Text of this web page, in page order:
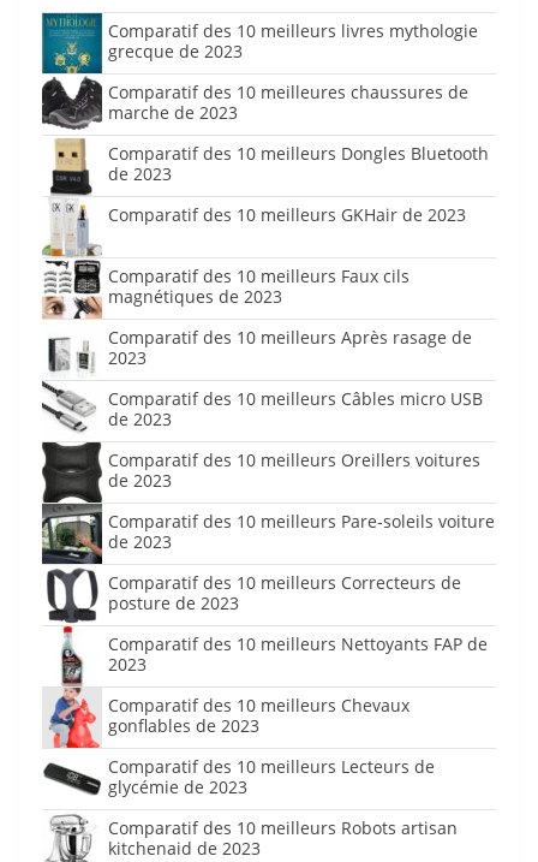
Comparatif des 10 meilleurs livres mythologie
grecque de 2023
Comparatif des 10 meilleures chaussures de
marche de 2023
Comparatif des 10 meilleurs Dongles Bluetooth
de 2023
Comparatif des 10 meilleurs GKHair de 2023
Comparatif des 10 meilleurs Faux cils
magnétiques de 2023
Comparatif des 10 meilleurs Après rasage de
2023
Comparatif des 10 meilleurs Câbles micro USB
de 2023
Comparatif des 10 meilleurs Oreillers voitures
de 2023
Comparatif des 10 meilleurs Pare-soleils voiture
de 2023
Comparatif des 10 meilleurs Correcteurs de
posture de 2023
Comparatif des 10 meilleurs Nettoyants FAP de
2023
Comparatif des 10 meilleurs Chevaux
gonflables de 2023
Comparatif des 10 meilleurs Lecteurs de
glycémie de 2023
Comparatif des 10 meilleurs Robots artisan
kitchenaid de 2023